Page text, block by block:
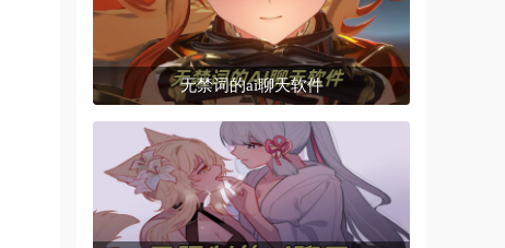
无禁词的ai聊天软件